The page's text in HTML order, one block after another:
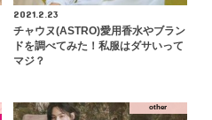
2021.2.23
チャウヌ(ASTRO)愛用香水やブラン
ドを調べてみた！私服はダサいって
マジ？
other